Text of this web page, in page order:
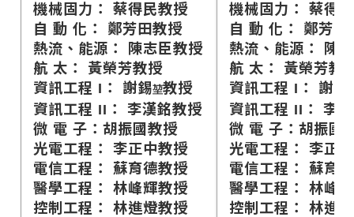
機械固力： 蔡得民教授
自 動 化： 鄭芳田教授
熱流、能源： 陳志臣教授
航 太： 黃榮芳教授
資訊工程 I： 謝錫堃教授
資訊工程 II： 李漢銘教授
微 電 子：胡振國教授
光電工程： 李正中教授
電信工程： 蘇育德教授
醫學工程： 林峰輝教授
控制工程： 林進燈教授
機械固力： 蔡得
自 動 化： 鄭芳田
熱流、能源： 陳
航 太： 黃榮芳教
資訊工程 I： 謝錫
資訊工程 II： 李
微 電 子：胡振國
光電工程： 李正
電信工程： 蘇育
醫學工程： 林峰
控制工程： 林進